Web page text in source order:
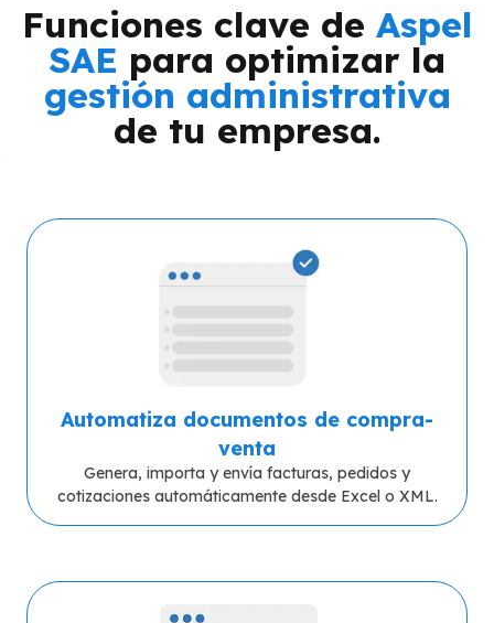
Funciones clave de Aspel
SAE para optimizar la
gestión administrativa
de tu empresa.
Automatiza documentos de compra-
venta
Genera, importa y envía facturas, pedidos y
cotizaciones automáticamente desde Excel o XML.